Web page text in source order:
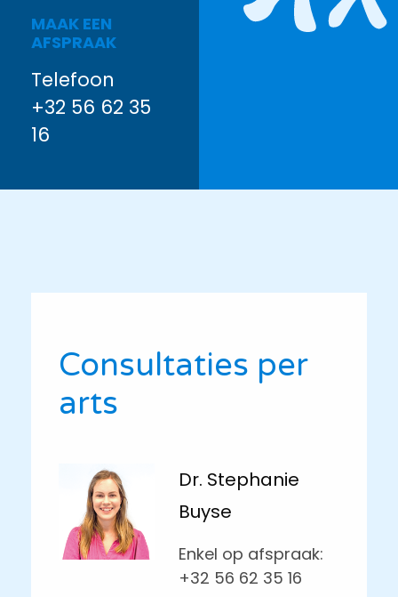
MAAK EEN
AFSPRAAK
Telefoon
+32 56 62 35
16
Consultaties per
arts
Dr. Stephanie
Buyse
Enkel op afspraak:
+32 56 62 35 16